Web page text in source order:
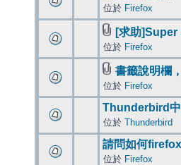
位於 Firefox
[求助]Super
位於 Firefox
書籤說明欄
位於 Firefox
Thunderbird
位於 Thunderbird
請問如何
位於 Firefox